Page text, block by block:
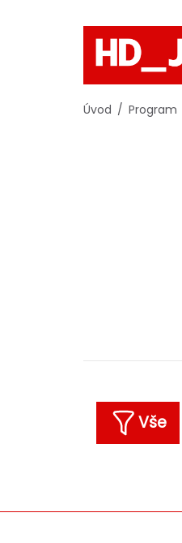
Úvod Program
Vše